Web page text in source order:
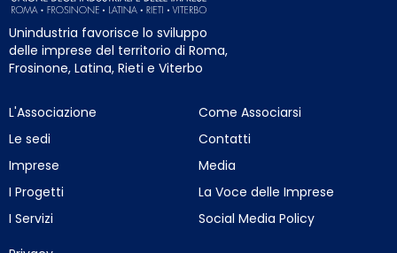
Unindustria favorisce lo sviluppo
delle imprese del territorio di Roma,
Frosinone, Latina, Rieti e Viterbo
L'Associazione
Le sedi
Imprese
I Progetti
I Servizi
Come Associarsi
Contatti
Media
La Voce delle Imprese
Social Media Policy